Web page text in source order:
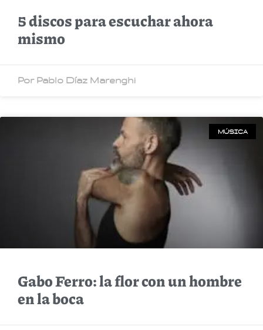
5 discos para escuchar ahora
mismo
Por Pablo Díaz Marenghi
MÚSICA
Gabo Ferro: la flor con un hombre
en la boca